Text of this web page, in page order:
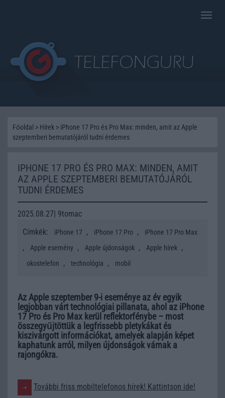
Toggle
Főoldal > Hírek > iPhone 17 Pro és Pro Max: minden, amit az Apple
szeptemberi bemutatójáról tudni érdemes
IPHONE 17 PRO ÉS PRO MAX: MINDEN, AMIT
AZ APPLE SZEPTEMBERI BEMUTATÓJÁRÓL
TUDNI ÉRDEMES
2025.08.27| 9tomac
Címkék:
iPhone 17 , iPhone 17 Pro , iPhone 17 Pro Max
, Apple esemény , Apple újdonságok , Apple hírek ,
okostelefon , technológia , mobil
Az Apple szeptember 9-i eseménye az év egyik
legjobban várt technológiai pillanata, ahol az iPhone
17 Pro és Pro Max kerül reflektorfénybe – most
összegyűjtöttük a legfrissebb pletykákat és
kiszivárgott információkat, amelyek alapján képet
kaphatunk arról, milyen újdonságok várnak a
rajongókra.
További friss mobiltelefonos hírek! Kattintson ide!